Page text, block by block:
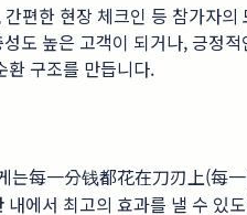
편한 현장 체크인 등 참가자의
도 높은 고객이 되거나, 긍정
환 구조를 만듭니다.
는每一分钱都花在刀刃上(每
내에서 최고의 효과를 낼 수 있